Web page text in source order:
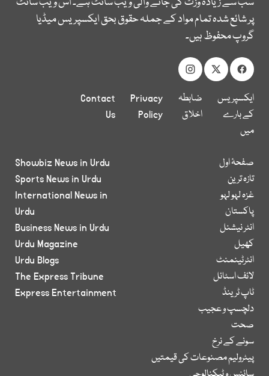
پر شائع شدہ تمام مواد کے جملہ حقوق بحق ایکسپریس میڈیا
گروپ محفوظ ہیں۔
ایکسپریس
کے بارے
میں
ضابطہ
اخلاق
Privacy
Policy
Contact
Us
صفحۂ اول
تازہ ترین
غزہ لہو لہو
پاکستان
انٹر نیشنل
کھیل
انٹرٹینمنٹ
لائف اسٹائل
ٹاپ ٹرینڈ
دلچسپ و عجیب
صحت
سونے کے نرخ
پیٹرولیم مصنوعات کی قیمتیں
Showbiz News in Urdu
Sports News in Urdu
International News in
Urdu
Business News in Urdu
Urdu Magazine
Urdu Blogs
The Express Tribune
Express Entertainment